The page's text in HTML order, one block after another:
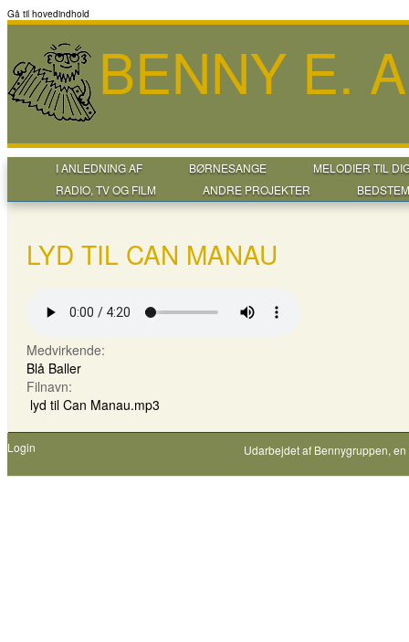
Gå til hovedindhold
BENNY E.
I ANLEDNING AF BØRNESANGE
MELODIER TIL
RADIO, TV OG FILM
ANDRE PROJEKTER
LYD TIL CAN MANAU
Medvirkende:
Blå Baller
Filnavn:
lyd til Can Manau.mp3
Login Udarbejdet af Bennygruppen,